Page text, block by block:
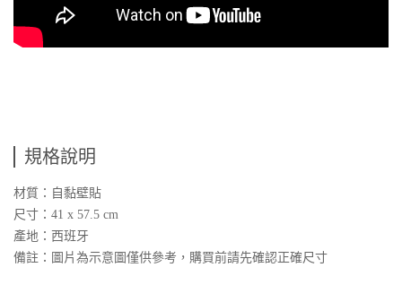
規格說明
材質：自黏壁貼
尺寸：41 x 57.5 cm
產地：西班牙
備註：圖片為示意圖僅供參考，購買前請先確認正確尺寸